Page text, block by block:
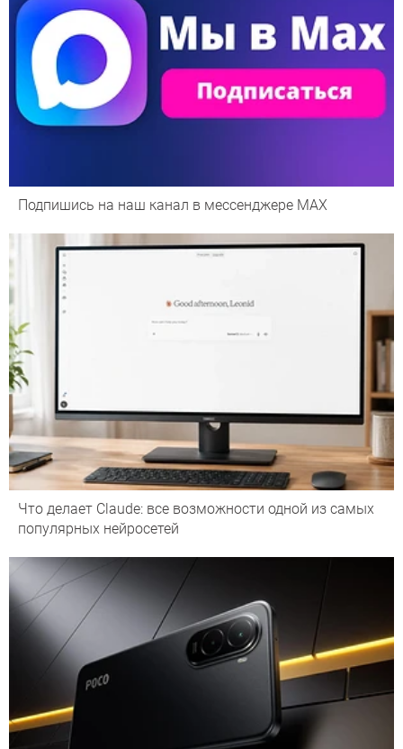
Подпишись на наш канал в мессенджере МАХ
Что делает Сlaude: все возможности одной из самых
популярных нейросетей